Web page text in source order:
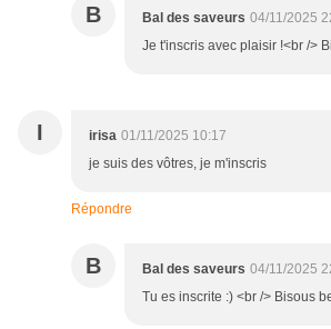
B Bal des saveurs 04/11/2025
Je t'inscris avec plaisir !<br />
I irisa 01/11/2025 10:17
je suis des vôtres, je m'inscris
Répondre
B Bal des saveurs 04/11/2025
Tu es inscrite :) <br /> Bisous